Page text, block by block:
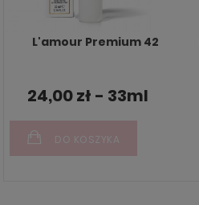
L'amour Premium 42
24,00 zł - 33ml
DO KOSZYKA